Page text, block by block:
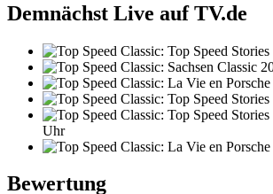
Demnächst Live auf TV.de
Uhr
Bewertung